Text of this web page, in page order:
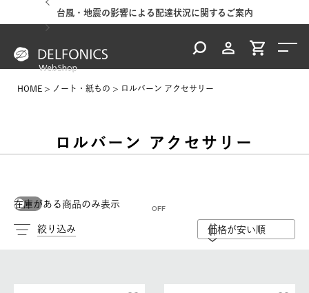
台風・地震の影響による配達状況に関するご案内
HOME ノート・紙もの ロルバーン アクセサリー
ロルバーン アクセサリー
在庫がある商品のみ表示
絞り込み 価格が安い順